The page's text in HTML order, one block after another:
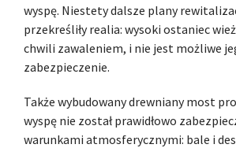
wyspę. Niestety dalsze plany
przekreśliły realia: wysoki ostaniec
chwili zawaleniem, i nie jest możliwe
zabezpieczenie.
Także wybudowany drewniany most
wyspę nie został prawidłowo
warunkami atmosferycznymi: bale i